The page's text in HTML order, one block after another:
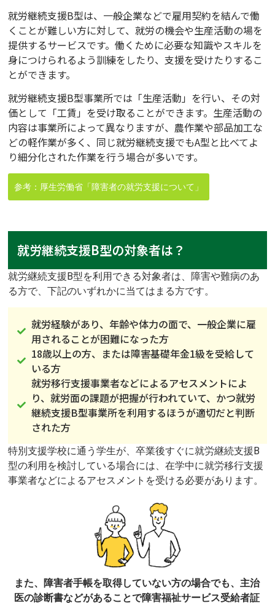
就労継続支援B型は、一般企業などで雇用契約を結んで働
くことが難しい方に対して、就労の機会や生産活動の場を
提供するサービスです。働くために必要な知識やスキルを
身につけられるよう訓練をしたり、支援を受けたりするこ
とができます。
就労継続支援B型事業所では「生産活動」を行い、その対
価として「工賃」を受け取ることができます。生産活動の
内容は事業所によって異なりますが、農作業や部品加工な
どの軽作業が多く、同じ就労継続支援でもA型と比べてよ
り細分化された作業を行う場合が多いです。
参考：厚生労働省「障害者の就労支援について」
就労継続支援B型の対象者は？
就労継続支援B型を利用できる対象者は、障害や難病のあ
る方で、下記のいずれかに当てはまる方です。
就労経験があり、年齢や体力の面で、一般企業に雇
用されることが困難になった方
18歳以上の方、または障害基礎年金1級を受給して
いる方
就労移行支援事業者などによるアセスメントによ
り、就労面の課題が把握が行われていて、かつ就労
継続支援B型事業所を利用するほうが適切だと判断
された方
特別支援学校に通う学生が、卒業後すぐに就労継続支援B
型の利用を検討している場合には、在学中に就労移行支援
事業者などによるアセスメントを受ける必要があります。
また、障害者手帳を取得していない方の場合でも、主治
医の診断書などがあることで障害福祉サービス受給者証